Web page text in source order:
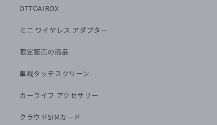
OTTOAIBOX
ミニ ワイヤレス アダプター
限定販売の商品
車載タッチスクリーン
カーライフ アクセサリー
クラウドSIMカード